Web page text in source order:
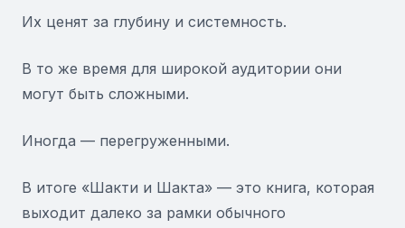
Их ценят за глубину и системность.
В то же время для широкой аудитории они
могут быть сложными.
Иногда — перегруженными.
В итоге «Шакти и Шакта» — это книга, которая
выходит далеко за рамки обычного